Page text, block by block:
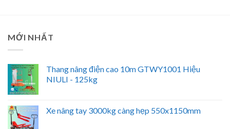
MỚI NHẤT
Thang nâng điện cao 10m GTWY1001 Hiệu
NIULI - 125kg
Xe nâng tay 3000kg càng hẹp 550x1150mm